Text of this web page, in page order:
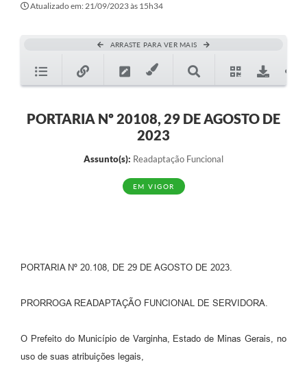
Atualizado em: 21/09/2023 às 15h34
ARRASTE PARA VER MAIS
PORTARIA Nº 20108, 29 DE AGOSTO DE
2023
Assunto(s): Readaptação Funcional
EM VIGOR
PORTARIA Nº 20.108, DE 29 DE AGOSTO DE 2023.
PRORROGA READAPTAÇÃO FUNCIONAL DE SERVIDORA.
O Prefeito do Município de Varginha, Estado de Minas Gerais, no
uso de suas atribuições legais,